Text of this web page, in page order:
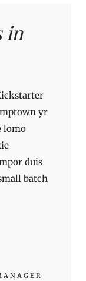
in
yr
lomo
duis
batch